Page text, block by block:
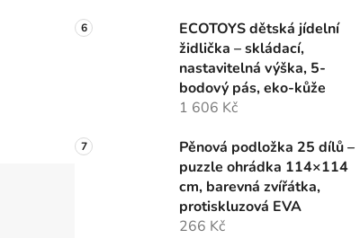
ECOTOYS dětská jídelní
židlička – skládací,
nastavitelná výška, 5-
bodový pás, eko-kůže
1 606 Kč
Pěnová podložka 25 dílů –
puzzle ohrádka 114×114
cm, barevná zvířátka,
protiskluzová EVA
266 Kč